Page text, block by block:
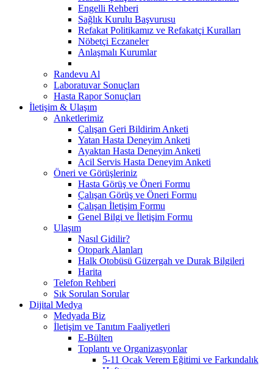
Engelli Rehberi
Sağlık Kurulu Başvurusu
Refakat Politikamız ve Refakatçi Kuralları
Nöbetçi Eczaneler
Anlaşmalı Kurumlar
Randevu Al
Laboratuvar Sonuçları
Hasta Rapor Sonuçları
İletişim & Ulaşım
Anketlerimiz
Çalışan Geri Bildirim Anketi
Yatan Hasta Deneyim Anketi
Ayaktan Hasta Deneyim Anketi
Acil Servis Hasta Deneyim Anketi
Öneri ve Görüşleriniz
Hasta Görüş ve Öneri Formu
Çalışan Görüş ve Öneri Formu
Çalışan İletişim Formu
Genel Bilgi ve İletişim Formu
Ulaşım
Nasıl Gidilir?
Otopark Alanları
Halk Otobüsü Güzergah ve Durak Bilgileri
Harita
Telefon Rehberi
Sık Sorulan Sorular
Dijital Medya
Medyada Biz
İletişim ve Tanıtım Faaliyetleri
E-Bülten
Toplantı ve Organizasyonlar
5-11 Ocak Verem Eğitimi ve Farkındalık